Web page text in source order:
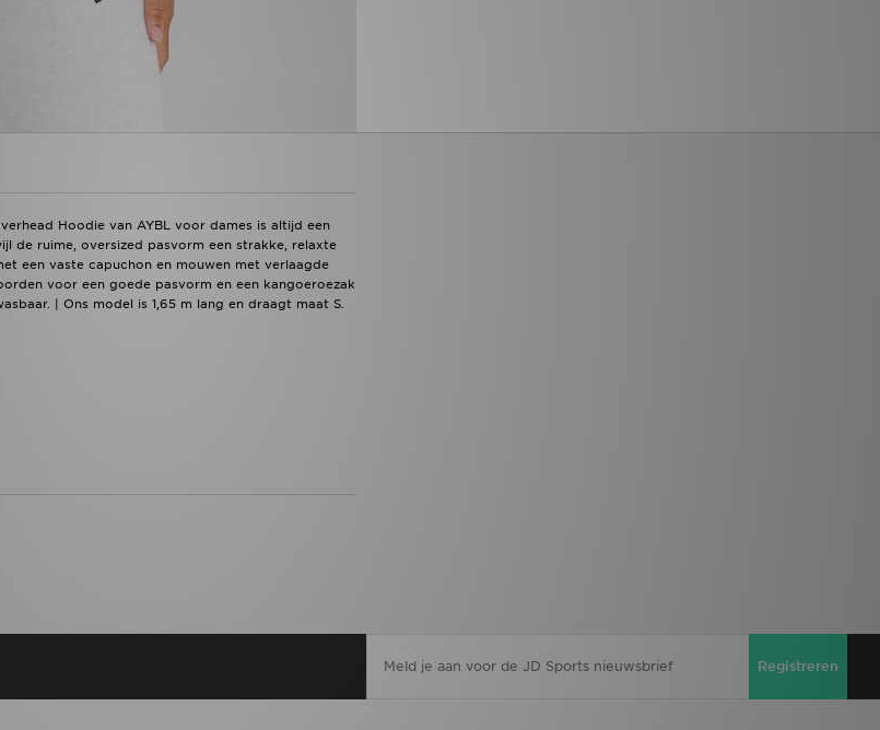
Hoodie van AYBL voor dames is altijd een
de ruime, oversized pasvorm een strakke, relaxte
een vaste capuchon en mouwen met verlaagde
voor een goede pasvorm en een kangoeroezak
| Ons model is 1,65 m lang en draagt maat S.
Registreren